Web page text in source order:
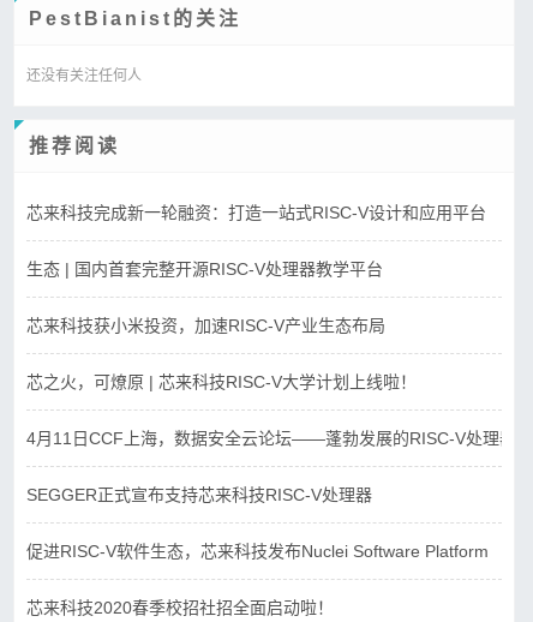
PestBianist的关注
还没有关注任何人
推荐阅读
芯来科技完成新一轮融资：打造一站式RISC-V设计和应用平台
生态 | 国内首套完整开源RISC-V处理器教学平台
芯来科技获小米投资，加速RISC-V产业生态布局
芯之火，可燎原 | 芯来科技RISC-V大学计划上线啦！
4月11日CCF上海，数据安全云论坛——蓬勃发展的RISC-V处理器
SEGGER正式宣布支持芯来科技RISC-V处理器
促进RISC-V软件生态，芯来科技发布Nuclei Software Platform
芯来科技2020春季校招社招全面启动啦！